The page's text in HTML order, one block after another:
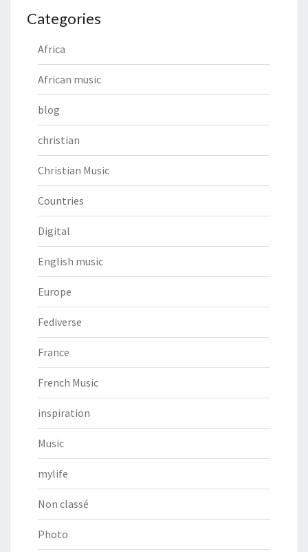
Categories
Africa
African music
blog
christian
Christian Music
Countries
Digital
English music
Europe
Fediverse
France
French Music
inspiration
Music
mylife
Non classé
Photo